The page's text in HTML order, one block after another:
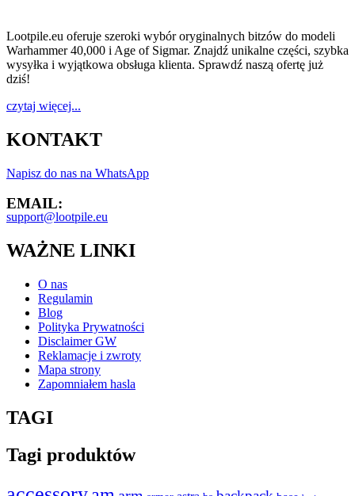
Lootpile.eu oferuje szeroki wybór oryginalnych bitzów do modeli
Warhammer 40,000 i Age of Sigmar. Znajdź unikalne części, szybka
wysyłka i wyjątkowa obsługa klienta. Sprawdź naszą ofertę już
dziś!
czytaj więcej...
KONTAKT
Napisz do nas na WhatsApp
EMAIL:
support@lootpile.eu
WAŻNE LINKI
O nas
Regulamin
Blog
Polityka Prywatności
Disclaimer GW
Reklamacje i zwroty
Mapa strony
Zapomniałem hasla
TAGI
Tagi produktów